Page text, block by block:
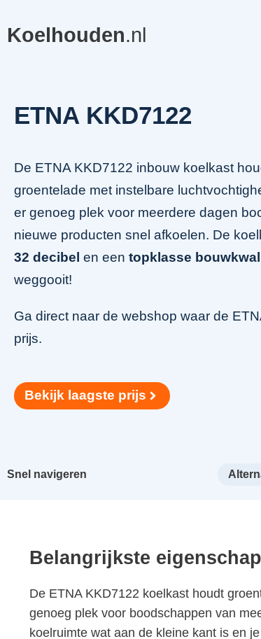
Koelhouden.nl
ETNA KKD7122
De ETNA KKD7122 inbouw koelkast
groentelade met instelbare
er genoeg plek voor meerdere dagen
nieuwe producten snel afkoelen. De
32 decibel en een topklasse
weggooit!
Ga direct naar de webshop waar de
prijs.
Bekijk laagste prijs
Snel navigeren
Belangrijkste
De ETNA KKD7122 koelkast houdt
genoeg plek voor boodschappen van
koelruimte wat aan de kleine kant is en